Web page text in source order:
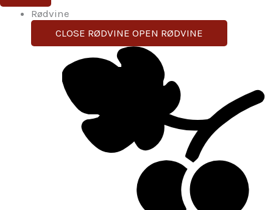
Rødvine
CLOSE RØDVINE OPEN RØDVINE